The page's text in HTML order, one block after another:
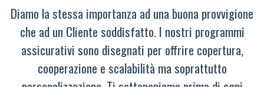
Diamo la stessa importanza ad una buona provvigione
che ad un Cliente soddisfatto. I nostri programmi
assicurativi sono disegnati per offrire copertura,
cooperazione e scalabilità ma soprattutto